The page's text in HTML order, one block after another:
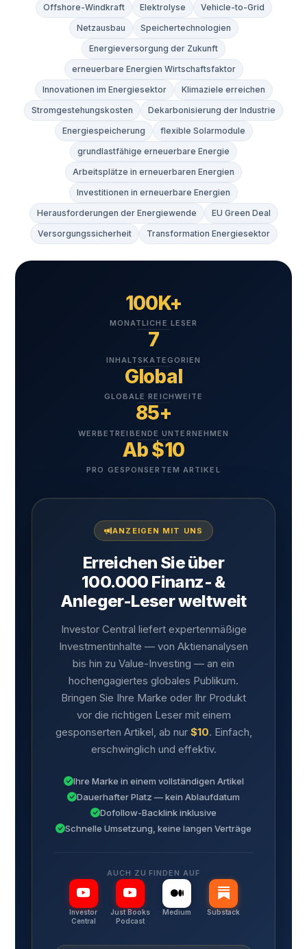
Offshore-Windkraft
Elektrolyse
Vehicle-to-Grid
Netzausbau
Speichertechnologien
Energieversorgung der Zukunft
erneuerbare Energien Wirtschaftsfaktor
Innovationen im Energiesektor
Klimaziele erreichen
Stromgestehungskosten
Dekarbonisierung der Industrie
Energiespeicherung
flexible Solarmodule
grundlastfähige erneuerbare Energie
Arbeitsplätze in erneuerbaren Energien
Investitionen in erneuerbare Energien
Herausforderungen der Energiewende
EU Green Deal
Versorgungssicherheit
Transformation Energiesektor
100K+
MONATLICHE LESER
7
INHALTSKATEGORIEN
Global
GLOBALE REICHWEITE
85+
WERBETREIBENDE UNTERNEHMEN
Ab $10
PRO GESPONSERTEM ARTIKEL
ANZEIGEN MIT UNS
Erreichen Sie über
100.000 Finanz- &
Anleger-Leser weltweit
Investor Central liefert expertenmäßige
Investmentinhalte — von Aktienanalysen
bis hin zu Value-Investing — an ein
hochengagiertes globales Publikum.
Bringen Sie Ihre Marke oder Ihr Produkt
vor die richtigen Leser mit einem
gesponserten Artikel, ab nur $10. Einfach,
erschwinglich und effektiv.
Ihre Marke in einem vollständigen Artikel
Dauerhafter Platz — kein Ablaufdatum
Dofollow-Backlink inklusive
Schnelle Umsetzung, keine langen Verträge
AUCH ZU FINDEN AUF
Investor
Central
Just Books
Podcast
Medium Substack